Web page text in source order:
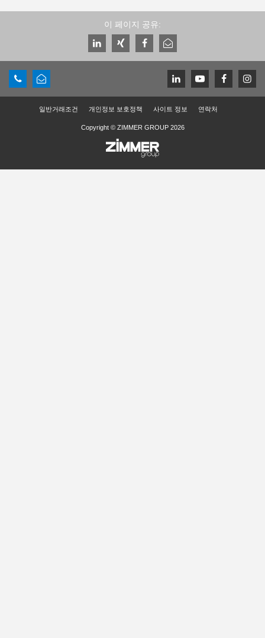
이 페이지 공유:
일반거래조건 개인정보 보호정책 사이트 정보 연락처
Copyright © ZIMMER GROUP 2026